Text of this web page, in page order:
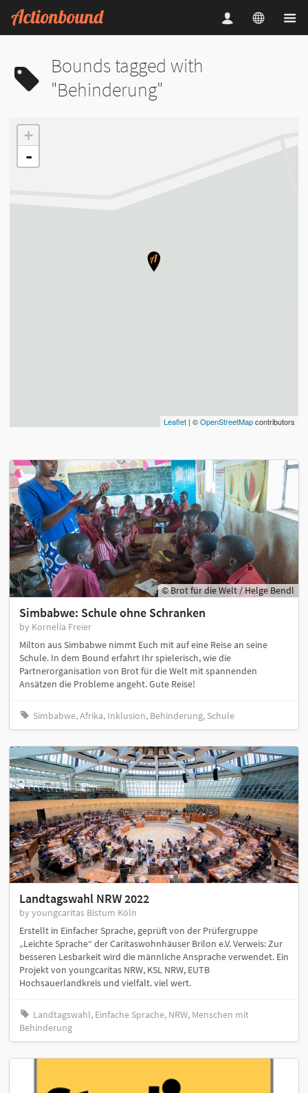
Bounds tagged with
"Behinderung"
+
-
Leaflet | ©OpenStreetMapcontributors
© Brot für die Welt / Helge Bendl
Simbabwe: Schule ohne Schranken
by Kornelia Freier
Milton aus Simbabwe nimmt Euch mit auf eine Reise an seine
Schule. In dem Bound erfahrt Ihr spielerisch, wie die
Partnerorganisation von Brot für die Welt mit spannenden
Ansätzen die Probleme angeht. Gute Reise!
Simbabwe, Afrika, Inklusion, Behinderung, Schule
Landtagswahl NRW 2022
by youngcaritas Bistum Köln
Erstellt in Einfacher Sprache, geprüft von der Prüfergruppe
„Leichte Sprache“ der Caritaswohnhäuser Brilon e.V. Verweis: Zur
besseren Lesbarkeit wird die männliche Ansprache verwendet. Ein
Projekt von youngcaritas NRW, KSL NRW, EUTB
Hochsauerlandkreis und vielfalt. viel wert.
Landtagswahl, Einfache Sprache, NRW, Menschen mit
Behinderung